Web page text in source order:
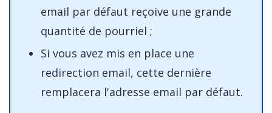
email par défaut reçoive une grande
quantité de pourriel ;
Si vous avez mis en place une
redirection email, cette dernière
remplacera l'adresse email par défaut.